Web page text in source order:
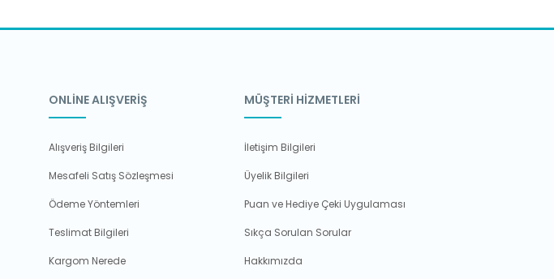
ONLİNE ALIŞVERİŞ
Alışveriş Bilgileri
Mesafeli Satış Sözleşmesi
Ödeme Yöntemleri
Teslimat Bilgileri
Kargom Nerede
MÜŞTERİ HİZMETLERİ
İletişim Bilgileri
Üyelik Bilgileri
Puan ve Hediye Çeki Uygulaması
Sıkça Sorulan Sorular
Hakkımızda